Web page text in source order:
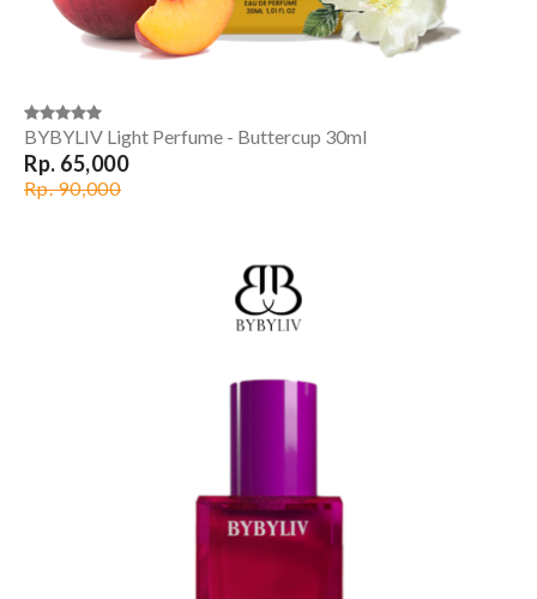
BYBYLIV Light Perfume - Buttercup 30ml
Rp. 65,000
Rp. 90,000